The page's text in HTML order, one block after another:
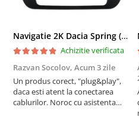
Navigatie 2K Dacia Spring (2021- Prezent), Android, S-Quadcore / 4GB RAM + 64GB ROM, 9.5 Inch - AD-BGS90042K+AD-BGRKIT366V4s
Achizitie verificata
Razvan Socolov, Acum 3 zile
Un produs corect, "plug&play",
daca esti atent la conectarea
cablurilor. Noroc cu asistenta